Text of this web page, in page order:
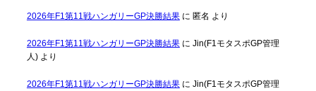
2026年F1第11戦ハンガリーGP決勝結果に 匿名 より
2026年F1第11戦ハンガリーGP決勝結果に Jin(F1モタスポGP管理
人)より
2026年F1第11戦ハンガリーGP決勝結果に Jin(F1モタスポGP管理